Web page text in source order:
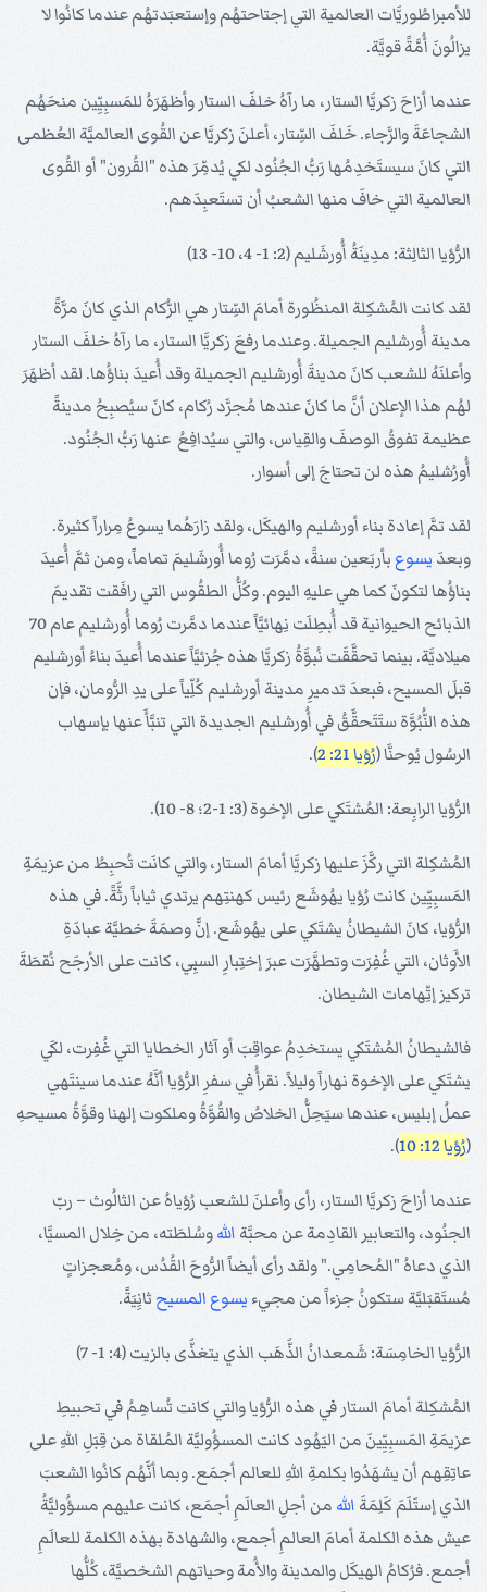
للأمبراطُوريَّات العالمية التي إجتاحتهُم وإستعبَدتهُم عندما كانُوا لا
يزالُونَ أُمَّةً قويَّة.
عندما أزاحَ زكريَّا الستار، ما رآهُ خلفَ الستار وأظهَرَهُ للمَسبِيِّين منحَهُم
الشجاعَةَ والرَّجاء. خَلفَ السِّتار، أعلنَ زكريَّا عن القُوى العالميَّة العُظمى
التي كانَ سيستَخدِمُها رَبُّ الجُنُود لكي يُدمِّرَ هذه "القُرون" أو القُوى
العالمية التي خافَ منها الشعبُ أن تستَعبِدَهم.
الرُّؤيا الثالِثة: مدِينَةُ أُورشَليم (2: 1- 4، 10- 13)
لقد كانت المُشكِلة المنظُورة أمامَ السِّتار هي الرُّكام الذي كانَ مرَّةً
مدينة أُورشليم الجميلة. وعندما رفعَ زكريَّا الستار، ما رآهُ خلفَ الستار
وأعلنَهُ للشعب كانَ مدينةَ أُورشليم الجميلة وقد أُعيدَ بناؤُها. لقد أظهَرَ
لهُم هذا الإعلان أنَّ ما كانَ عندها مُجرَّد رُكام، كانَ سيُصبِحُ مدينةً
عظيمة تفوقُ الوصفَ والقِياس، والتي سيُدافِعُ عنها رَبُّ الجُنُود.
أُورُشليمُ هذه لن تحتاجَ إلى أسوار.
لقد تمَّ إعادة بناء أورشليم والهيكَل، ولقد زارَهُما يسوعُ مِراراً كثيرة.
وبعدَ يسوع بأربَعين سنةً، دمَّرَت رُوما أُورشَليمَ تماماً، ومن ثمَّ أُعيدَ
بناؤُها لتكونَ كما هي عليهِ اليوم. وكُلُّ الطقُوس التي رافَقت تقديمَ
الذبائح الحيوانية قد أُبطِلَت نِهائيَّاً عندما دمَّرت رُوما أُورشليم عام 70
ميلاديَّة. بينما تحقَّقَت نُبوَّةُ زكريَّا هذه جُزئيَّاً عندما أُعيدَ بناءُ أورشليم
قبلَ المسيح، فبعدَ تدميرِ مدينة أورشليم كُلِّياً على يدِ الرُّومان، فإن
هذه النُّبُوَّة ستَتَحقَّقُ في أُورشليم الجديدة التي تنبَّأَ عنها بإسهاب
الرسُول يُوحنَّا (رُؤيا 21: 2 ).
الرُّؤيا الرابِعة: المُشتَكي على الإخوة (3: 1-2؛ 8- 10).
المُشكِلة التي ركَّزَ عليها زكريَّا أمامَ الستار، والتي كانَت تُحبِطُ من عزيمَةِ
المَسبِيِّين كانت رُؤيا يهُوشَع رئيس كهنتِهم يرتدي ثياباً رثَّةً. في هذه
الرُّؤيا، كانَ الشيطانُ يشتَكي على يهُوشَع. إنَّ وصمَةَ خطيَّة عبادَةِ
الأَوثان، التي غُفِرَت وتطهَّرَت عبرَ إختِبارِ السبِي، كانت على الأرجَح نُقطَةَ
تركيز إتِّهامات الشيطان.
فالشيطانُ المُشتَكي يستخدِمُ عواقِبَ أو آثار الخطايا التي غُفِرت، لكَي
يشتَكي على الإخوة نهاراً وليلاً. نقرأُ في سفرِ الرُّؤيا أنَّهُ عندما سينتَهي
عملُ إبليس، عندها سيَحِلُّ الخلاصُ والقُوَّةُ وملكوت إلهنا وقوَّةُ مسيحهِ
(رُؤيا 12: 10 ).
عندما أزاحَ زكريَّا الستار، رأى وأعلنَ للشعب رُؤياهُ عن الثالُوث – ربّ
الجنُود، والتعابير القادِمة عن محبَّة اللهوسُلطَته، من خِلال المسيَّا،
الذي دعاهُ "المُحامِي." ولقد رأى أيضاً الرُّوحَ القُدُس، ومُعجزاتٍ
مُستَقبَليَّة ستكونُ جزءاً من مجيء يسوع المسيح ثانِِيَةً.
الرُّؤيا الخامِسَة: شَمعدانُ الذَّهَب الذي يتغذَّى بالزيت (4: 1- 7)
المُشكِلة أمامَ الستار في هذه الرُّؤيا والتي كانت تُساهِمُ في تحبيطِ
عزيمَةِ المَسبِيِّينَ من اليَهُود كانت المسؤُوليَّة المُلقاة من قِبَلِ اللهِ على
عاتِقِهم أن يشهَدُوا بكلمةِ اللهِ للعالم أجمَع. وبما أنَّهُم كانُوا الشعبَ
الذي إستَلَمَ كَلِمَةَ الله من أجلِ العالَمِ أجمَع، كانت عليهم مسؤُوليَّةُ
عيش هذه الكلمة أمامَ العالمِ أجمع، والشهادة بهذه الكلمة للعالَمِ
أجمع. فرُكامُ الهيكَل والمدينة والأُمة وحياتهم الشخصيَّة، كُلُّها